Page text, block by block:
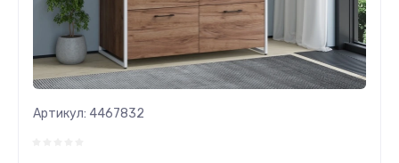
Артикул: 4467832